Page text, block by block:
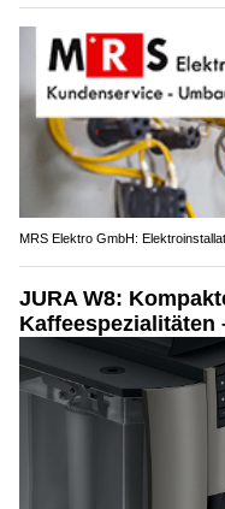
MRS Elektro GmbH:
JURA W8: